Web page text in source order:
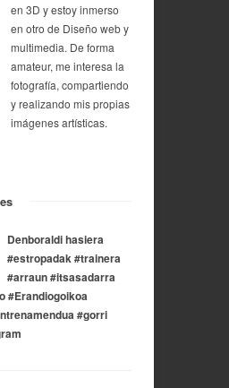
en 3D y estoy inmerso
en otro de Diseño web y
multimedia. De forma
amateur, me interesa la
fotografía, compartiendo
y realizando mis propias
imágenes artísticas.
Denboraldi hasiera
#estropadak #trainera
#arraun #itsasadarra
#Erandiogoikoa
#gorri